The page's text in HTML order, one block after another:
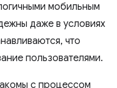
мобильным
даже в условиях
что
пользователями.
с процессом